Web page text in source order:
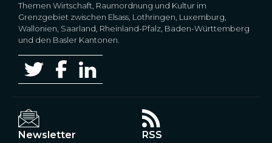
Themen Wirtschaft, Raumordnung und Kultur im
Grenzgebiet zwischen Elsass, Lothringen, Luxemburg,
Wallonien, Saarland, Rheinland-Pfalz, Baden-Württemberg
und den Basler Kantonen.
Newsletter RSS